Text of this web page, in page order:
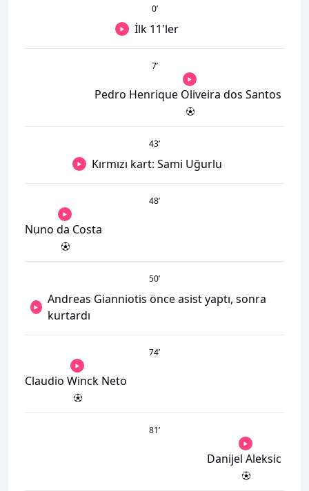
0’
İlk 11'ler
7’
Pedro Henrique Oliveira dos Santos
43’
Kırmızı kart: Sami Uğurlu
48’
Nuno da Costa
50’
Andreas Gianniotis önce asist yaptı, sonra
kurtardı
74’
Claudio Winck Neto
81’
Danijel Aleksic